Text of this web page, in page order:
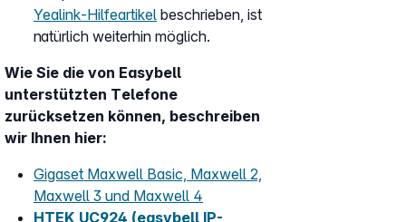
Yealink‑Hilfeartikel beschrieben, ist
natürlich weiterhin möglich.
Wie Sie die von Easybell
unterstützten Telefone
zurücksetzen können, beschreiben
wir Ihnen hier:
Gigaset Maxwell Basic, Maxwell 2,
Maxwell 3 und Maxwell 4
HTEK UC924 (easybell IP-